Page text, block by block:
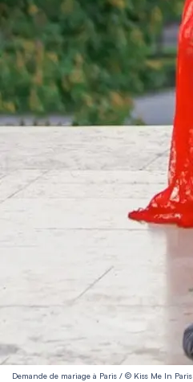
Demande de mariage à Paris / © Kiss Me In Paris